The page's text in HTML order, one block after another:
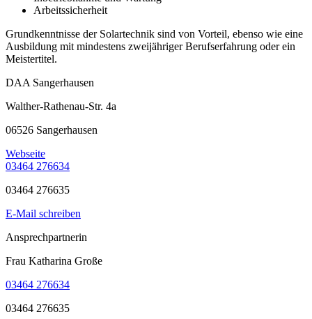
Arbeitssicherheit
Grundkenntnisse der Solartechnik sind von Vorteil, ebenso wie eine
Ausbildung mit mindestens zweijähriger Berufserfahrung oder ein
Meistertitel.
DAA Sangerhausen
Walther-Rathenau-Str. 4a
06526 Sangerhausen
Webseite
03464 276634
03464 276635
E-Mail schreiben
Ansprechpartnerin
Frau Katharina Große
03464 276634
03464 276635